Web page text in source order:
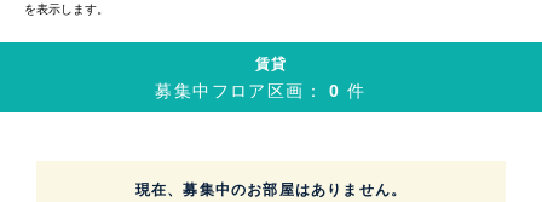
を表示します。
賃貸
募集中フロア区画：0件
現在、募集中のお部屋はありません。